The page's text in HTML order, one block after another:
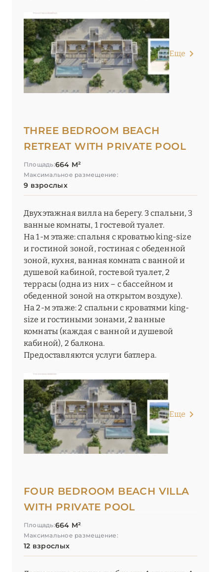
Еще
THREE BEDROOM BEACH
RETREAT WITH PRIVATE POOL
Площадь:664 М²
Максимальное размещение:
9 взрослых
Двухэтажная вилла на берегу. 3 спальни, 3
ванные комнаты, 1 гостевой туалет.
На 1-м этаже: спальня с кроватью king-size
и гостиной зоной, гостиная с обеденной
зоной, кухня, ванная комната с ванной и
душевой кабиной, гостевой туалет, 2
террасы (одна из них – с бассейном и
обеденной зоной на открытом воздухе).
На 2-м этаже: 2 спальни с кроватями king-
size и гостиными зонами, 2 ванные
комнаты (каждая с ванной и душевой
кабиной), 2 балкона.
Предоставляются услуги батлера.
Еще
FOUR BEDROOM BEACH VILLA
WITH PRIVATE POOL
Площадь:664 М²
Максимальное размещение:
12 взрослых